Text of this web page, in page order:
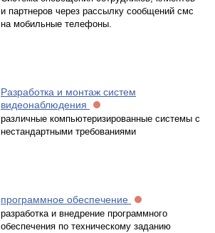
и партнеров через рассылку сообщений смс
на мобильные телефоны.
Разработка и монтаж систем
видеонаблюдения
различные компьютеризированные системы с
нестандартными требованиями
программное обеспечение
разработка и внедрение программного
обеспечения по техническому заданию